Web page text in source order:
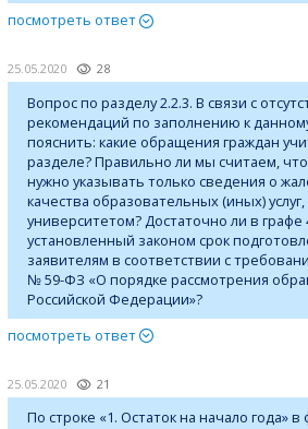
посмотреть ответ
25.05.2020 28
Вопрос по разделу 2.2.3. В связи с
рекомендаций по заполнению к
пояснить: какие обращения граждан
разделе? Правильно ли мы считаем,
нужно указывать только сведения о
качества образовательных (иных)
университетом? Достаточно ли в графе
установленный законом срок
заявителям в соответствии с
№ 59-ФЗ «О порядке рассмотрения
Российской Федерации»?
посмотреть ответ
25.05.2020 21
По строке «1. Остаток на начало года»